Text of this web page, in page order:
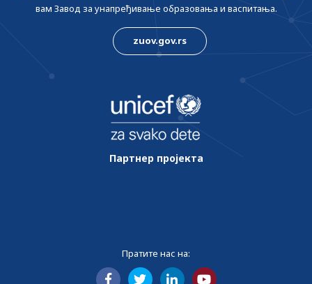
вам Завод за унапређивање образовања и васпитања.
zuov.gov.rs
Партнер пројекта
Пратите нас на: